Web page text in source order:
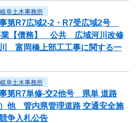
岐阜土木事務所
事第R7広域2-2・R7受広域2号
業【債務】 公共 広域河川改修
富岡橋上部工工事に関する一
岐阜土木事務所
事第R7単修-交2他号 県単 道路
他 管内県管理道路 交通安全施
争入札公告